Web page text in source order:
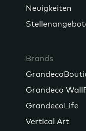
Neuigkeiten
Brands
Grandeco
GrandecoLife
Vertical Art